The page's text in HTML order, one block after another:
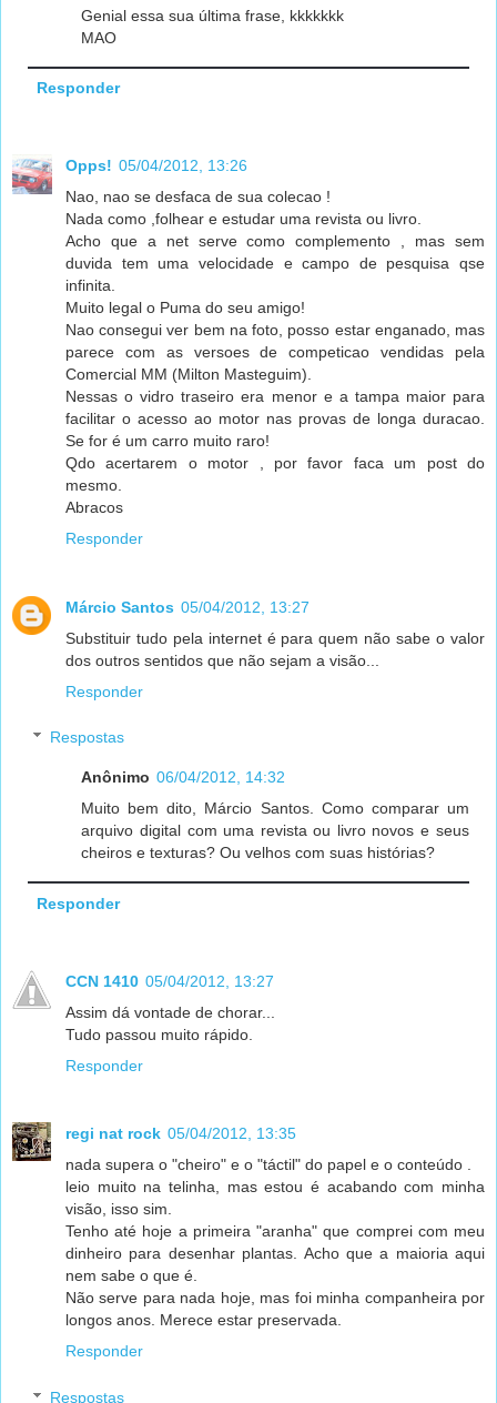
Genial essa sua última frase, kkkkkkk
MAO
Responder
Opps! 05/04/2012, 13:26
Nao, nao se desfaca de sua colecao !
Nada como ,folhear e estudar uma revista ou livro.
Acho que a net serve como complemento , mas sem
duvida tem uma velocidade e campo de pesquisa qse
infinita.
Muito legal o Puma do seu amigo!
Nao consegui ver bem na foto, posso estar enganado, mas
parece com as versoes de competicao vendidas pela
Comercial MM (Milton Masteguim).
Nessas o vidro traseiro era menor e a tampa maior para
facilitar o acesso ao motor nas provas de longa duracao.
Se for é um carro muito raro!
Qdo acertarem o motor , por favor faca um post do
mesmo.
Abracos
Responder
Márcio Santos 05/04/2012, 13:27
Substituir tudo pela internet é para quem não sabe o valor
dos outros sentidos que não sejam a visão...
Responder
Respostas
Anônimo 06/04/2012, 14:32
Muito bem dito, Márcio Santos. Como comparar um
arquivo digital com uma revista ou livro novos e seus
cheiros e texturas? Ou velhos com suas histórias?
Responder
CCN 1410 05/04/2012, 13:27
Assim dá vontade de chorar...
Tudo passou muito rápido.
Responder
regi nat rock 05/04/2012, 13:35
nada supera o "cheiro" e o "táctil" do papel e o conteúdo .
leio muito na telinha, mas estou é acabando com minha
visão, isso sim.
Tenho até hoje a primeira "aranha" que comprei com meu
dinheiro para desenhar plantas. Acho que a maioria aqui
nem sabe o que é.
Não serve para nada hoje, mas foi minha companheira por
longos anos. Merece estar preservada.
Responder
Respostas